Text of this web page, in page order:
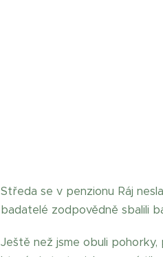
Středa se v penzionu Ráj
badatelé zodpovědně sbalili
Ještě než jsme obuli